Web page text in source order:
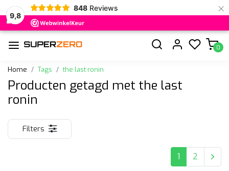
9,8
848 Reviews ×
0
Home Tags the last ronin
Producten getagd met the last
ronin
Filters
1 2